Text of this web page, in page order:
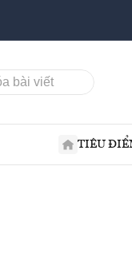
TIÊU